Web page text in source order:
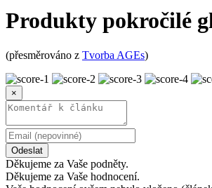
Produkty pokročilé
(přesměrováno z Tvorba AGEs)
×
Odeslat
Děkujeme za Vaše podněty.
Děkujeme za Vaše hodnocení.